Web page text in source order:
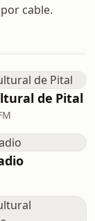
cable.
de Pital